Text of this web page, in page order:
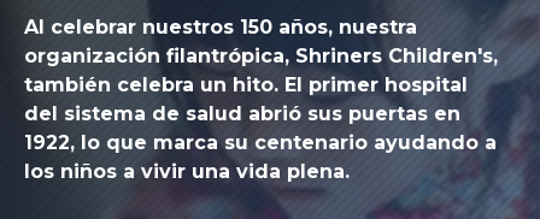
Al celebrar nuestros 150 años, nuestra
organización filantrópica, Shriners Children's,
también celebra un hito. El primer hospital
del sistema de salud abrió sus puertas en
1922, lo que marca su centenario ayudando a
los niños a vivir una vida plena.